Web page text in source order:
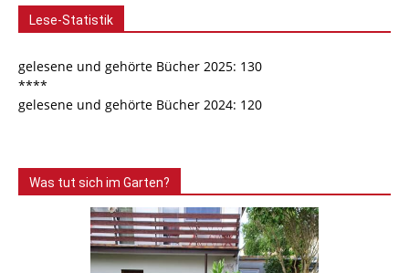
Lese-Statistik
gelesene und gehörte Bücher 2025: 130
****
gelesene und gehörte Bücher 2024: 120
Was tut sich im Garten?